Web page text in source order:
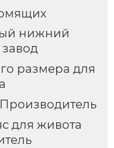
нижний
размера для
для живота